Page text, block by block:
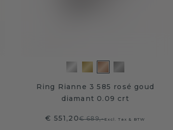
Ring Rianne 3 585 rosé goud
diamant 0.09 crt
€ 551,20€ 689,-Excl. Tax & BTW